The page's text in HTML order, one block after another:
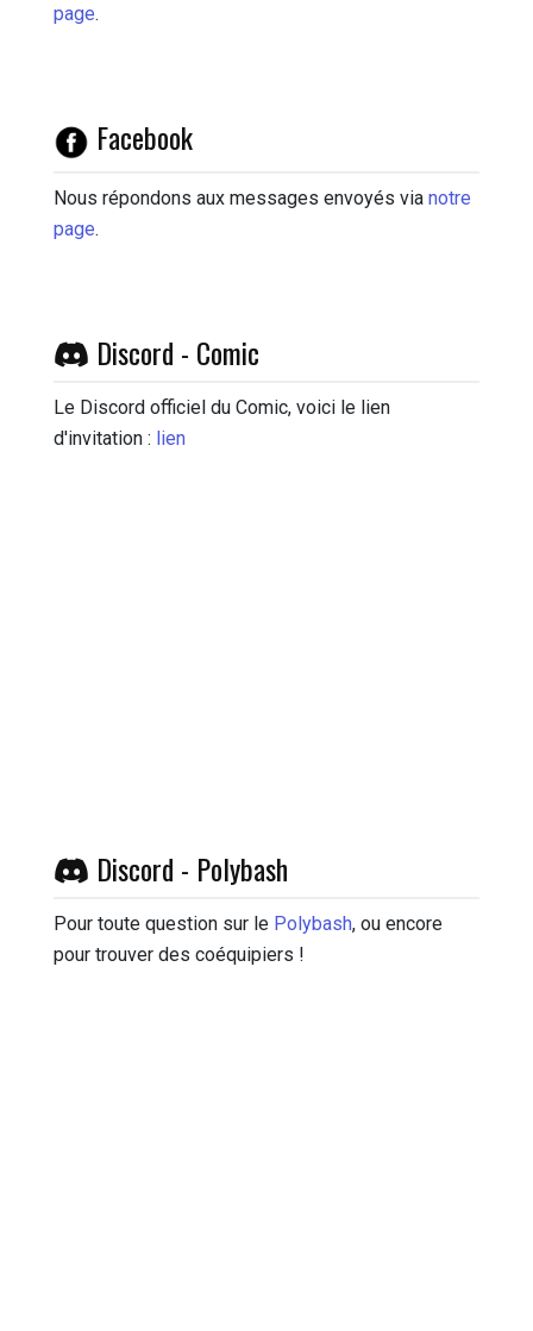
page.
Facebook
Nous répondons aux messages envoyés via notre
page.
Discord - Comic
Le Discord officiel du Comic, voici le lien
d'invitation : lien
Discord - Polybash
Pour toute question sur le Polybash, ou encore
pour trouver des coéquipiers !